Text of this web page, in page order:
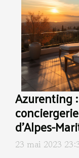
Azurenting
d’Alpes-
23 mai 2023